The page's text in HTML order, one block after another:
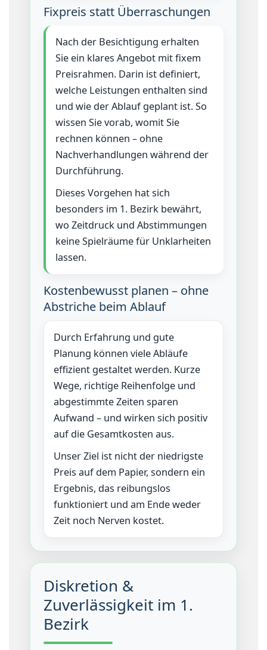
Fixpreis statt Überraschungen
Nach der Besichtigung erhalten
Sie ein klares Angebot mit fixem
Preisrahmen. Darin ist definiert,
welche Leistungen enthalten sind
und wie der Ablauf geplant ist. So
wissen Sie vorab, womit Sie
rechnen können – ohne
Nachverhandlungen während der
Durchführung.
Dieses Vorgehen hat sich
besonders im 1. Bezirk bewährt,
wo Zeitdruck und Abstimmungen
keine Spielräume für Unklarheiten
lassen.
Kostenbewusst planen – ohne
Abstriche beim Ablauf
Durch Erfahrung und gute
Planung können viele Abläufe
effizient gestaltet werden. Kurze
Wege, richtige Reihenfolge und
abgestimmte Zeiten sparen
Aufwand – und wirken sich positiv
auf die Gesamtkosten aus.
Unser Ziel ist nicht der niedrigste
Preis auf dem Papier, sondern ein
Ergebnis, das reibungslos
funktioniert und am Ende weder
Zeit noch Nerven kostet.
Diskretion &
Zuverlässigkeit im 1.
Bezirk